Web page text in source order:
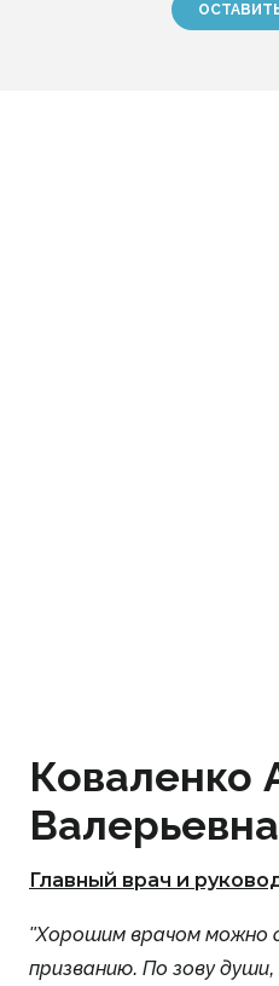
Коваленко
Валерьевна
Главный врач и
"Хорошим врачом можно
призванию. По зову